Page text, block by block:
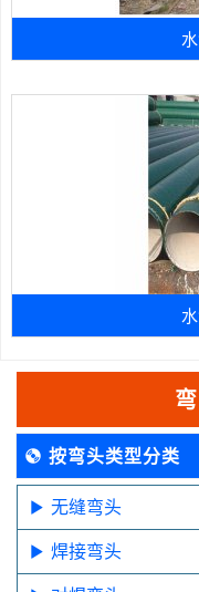
按弯头类型分类
无缝弯头
焊接弯头